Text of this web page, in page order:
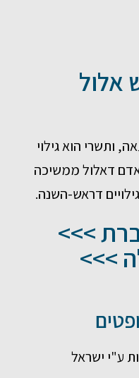
אלול
ותשרי הוא גילוי
דאלול ממשיכה
דראש-השנה.
>>>
>>>
ע"י ישראל